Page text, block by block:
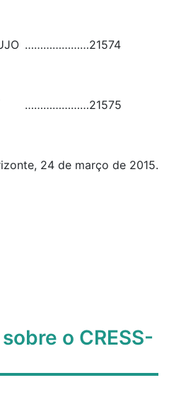
…………………21574
…………………21575
24 de março de 2015.
o CRESS-